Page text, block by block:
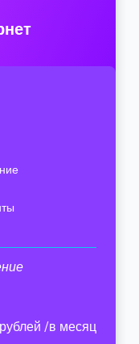
рублей /в месяц